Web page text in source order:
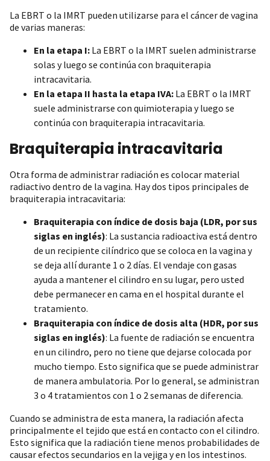
La EBRT o la IMRT pueden utilizarse para el cáncer de vagina
de varias maneras:
En la etapa I: La EBRT o la IMRT suelen administrarse
solas y luego se continúa con braquiterapia
intracavitaria.
En la etapa II hasta la etapa IVA: La EBRT o la IMRT
suele administrarse con quimioterapia y luego se
continúa con braquiterapia intracavitaria.
Braquiterapia intracavitaria
Otra forma de administrar radiación es colocar material
radiactivo dentro de la vagina. Hay dos tipos principales de
braquiterapia intracavitaria:
Braquiterapia con índice de dosis baja (LDR, por sus
siglas en inglés): La sustancia radioactiva está dentro
de un recipiente cilíndrico que se coloca en la vagina y
se deja allí durante 1 o 2 días. El vendaje con gasas
ayuda a mantener el cilindro en su lugar, pero usted
debe permanecer en cama en el hospital durante el
tratamiento.
Braquiterapia con índice de dosis alta (HDR, por sus
siglas en inglés): La fuente de radiación se encuentra
en un cilindro, pero no tiene que dejarse colocada por
mucho tiempo. Esto significa que se puede administrar
de manera ambulatoria. Por lo general, se administran
3 o 4 tratamientos con 1 o 2 semanas de diferencia.
Cuando se administra de esta manera, la radiación afecta
principalmente el tejido que está en contacto con el cilindro.
Esto significa que la radiación tiene menos probabilidades de
causar efectos secundarios en la vejiga y en los intestinos.